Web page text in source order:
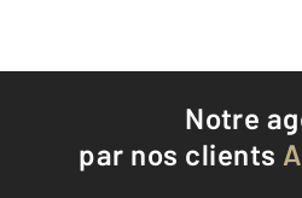
Notre
par nos clients